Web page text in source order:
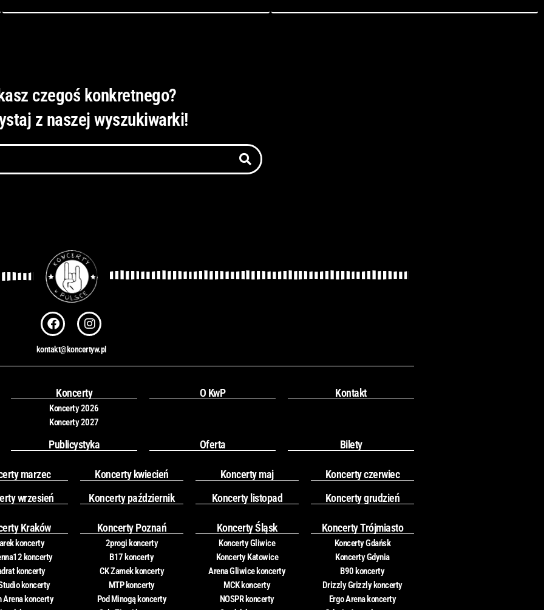
czegoś konkretnego?
z naszej wyszukiwarki!
F
a
e
b
o
k
I
n
t
a
r
a
m
kontakt@koncertyw.pl
Koncerty
Koncerty 2026
Koncerty 2027
O KwP Kontakt
Publicystyka Oferta Bilety
marzec Koncerty kwiecień Koncerty maj
Koncerty czerwiec
wrzesień
Koncerty październik Koncerty listopad Koncerty grudzień
Kraków
koncerty
koncerty
koncerty
koncerty
Arena koncerty
Koncerty Poznań
2progi koncerty
B17 koncerty
CK Zamek koncerty
MTP koncerty
Pod Minogą koncerty
Koncerty Śląsk
Koncerty Gliwice
Koncerty Katowice
Arena Gliwice koncerty
MCK koncerty
NOSPR koncerty
Koncerty Trójmiasto
Koncerty Gdańsk
Koncerty Gdynia
B90 koncerty
Drizzly Grizzly koncerty
Ergo Arena koncerty